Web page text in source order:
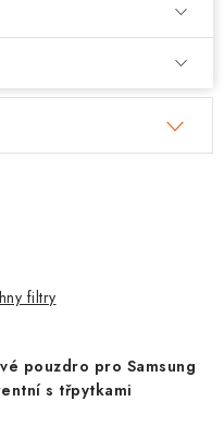
filtry
pouzdro pro Samsung
s třpytkami